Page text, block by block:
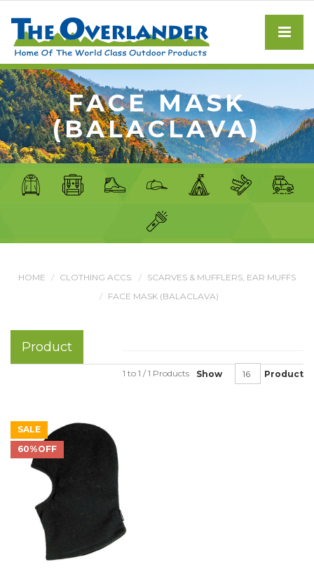
FACE MASK
(BALACLAVA)
HOME CLOTHING ACCS.
SCARVES & MUFFLERS, EAR MUFFS
FACE MASK (BALACLAVA)
Product
Show Product
1 to 1 / 1 Products
SALE
60%OFF